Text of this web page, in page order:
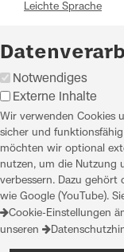
Leichte Sprache
Notwendiges
Externe Inhalte
Wir verwenden Cookies
sicher und
möchten wir optional
nutzen, um die Nutzung
verbessern. Dazu gehört
wie Google (YouTube).
Cookie-Einstellungen
unseren